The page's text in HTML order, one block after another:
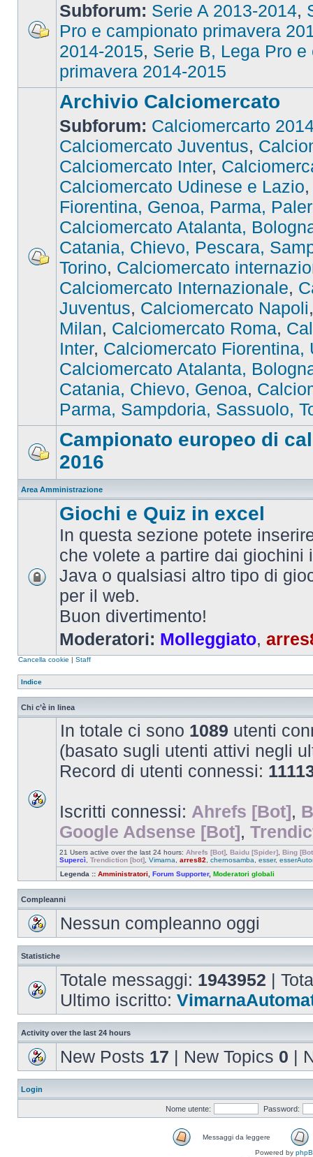
Subforum: Serie A 2013-2014,
Pro e campionato primavera
2014-2015, Serie B, Lega Pro e
primavera 2014-2015
Archivio Calciomercato
Subforum: Calciomercarto
Calciomercato Juventus,
Calciomercato Inter,
Calciomercato Udinese e Lazio
Fiorentina, Genoa, Parma,
Calciomercato Atalanta,
Catania, Chievo, Pescara,
Torino, Calciomercato
Calciomercato Internazionale,
Juventus, Calciomercato Napoli
Milan, Calciomercato Roma,
Inter, Calciomercato Fiorentina,
Calciomercato Atalanta,
Catania, Chievo, Genoa,
Parma, Sampdoria, Sassuolo,
Campionato europeo di
2016
Area Amministrazione
Giochi e Quiz in excel
In questa sezione potete
che volete a partire dai giochini
Java o qualsiasi altro tipo di
per il web.
Buon divertimento!
Moderatori: Molleggiato,
Cancella cookie | Staff
Indice
Chi c’è in linea
In totale ci sono 1089 utenti
(basato sugli utenti attivi negli
Record di utenti connessi:
Iscritti connessi: Ahrefs [Bot],
Google Adsense [Bot],
21 Users active over the last 24 hours: Ahrefs [Bot] Baidu [Spider] Bing
Supercì
Trendiction [bot] Vimarna arres82 chernosamba esser,
Legenda :: Amministratori Forum Supporter, Moderatori globali
Compleanni
Nessun compleanno oggi
Statistiche
Totale messaggi: 1943952 |
Ultimo iscritto:
Activity over the last 24 hours
New Posts 17 | New Topics 0 |
Login
Nome utente: Password:
Messaggi da leggere
Powered by